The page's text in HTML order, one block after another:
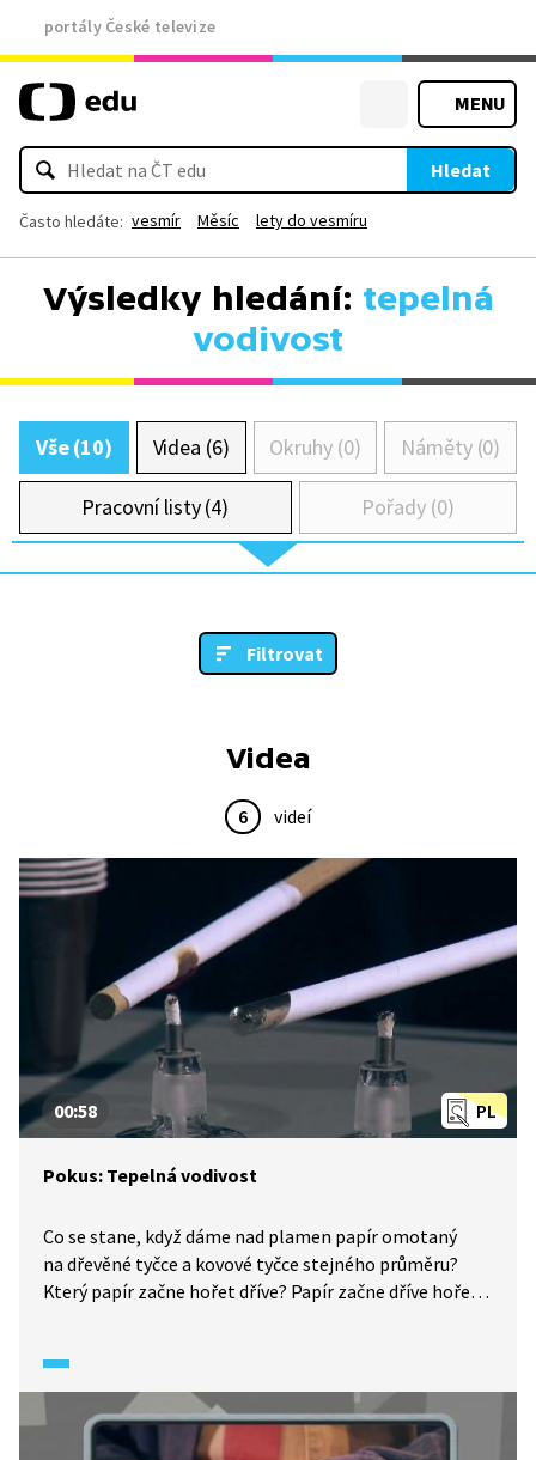
portály České televize
MENU
Hledat
Často hledáte: vesmír Měsíc lety do vesmíru
Výsledky hledání: tepelná
vodivost
Vše (10) Videa (6) Okruhy (0) Náměty (0)
Pracovní listy (4) Pořady (0)
Filtrovat
Videa
6 videí
PL
00:58
Pokus: Tepelná vodivost
Co se stane, když dáme nad plamen papír omotaný
na dřevěné tyčce a kovové tyčce stejného průměru?
Který papír začne hořet dříve? Papír začne dříve hořet
samotná tyčka.